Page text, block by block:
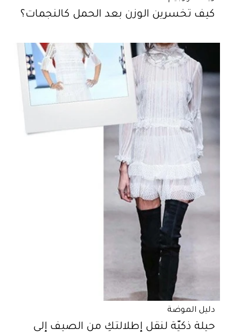
كيف تخسرين الوزن بعد الحمل كالنجمات؟
دليل الموضة
حيلة ذكيّة لنقل إطلالتكِ من الصيف إلى